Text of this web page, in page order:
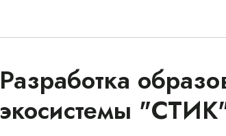
Разработка
экосистемы